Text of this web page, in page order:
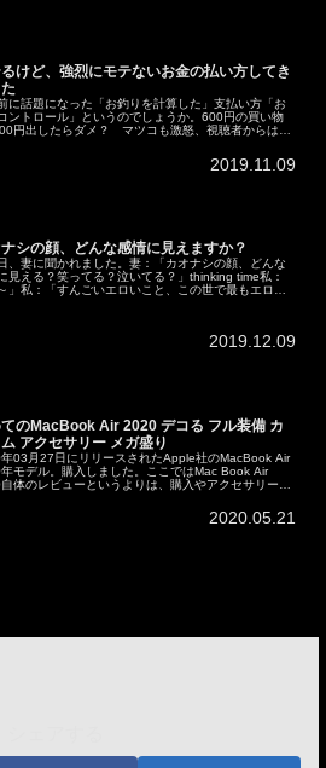
けど、強烈にモテないお金の払い方してき
に話題になった「お釣りを計算した」支払い方「お
ントロール」というのでしょうか。600円の買い物
円出したらダメ？ マツコも激怒、視聴者からは猛
2019.11.09
シの顔、どんな感情に見えますか？
、妻に聞かれました。妻：「カオナシの顔、どんな
見える？笑ってる？泣いてる？」thinking time私：
～」私：「すんごいエロいこと、この世で最もエロい
2019.12.09
のMacBook Air 2020 デコる フル装備 カ
アクセサリー メガ盛り
03月27日にリリースされたApple社のMacBook Air
モデル。購入しました。ここではMac Book Air
体のレビューというよりは、購入やアクセサリーや
2020.05.21